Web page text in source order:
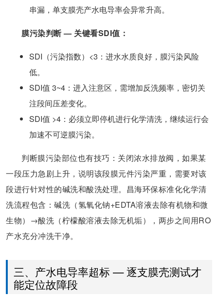
串漏，单支膜壳产水电导率会异常升高。
膜污染判断 — 关键看SDI值：
SDI（污染指数）<3：进水水质良好，膜污染风险
低。
SDI值 3~4：进入注意区，需增加反洗频率，密切关
注段间压差变化。
SDI值 >4：必须立即停机进行化学清洗，继续运行会
加速不可逆膜污染。
判断膜污染部位也有技巧：关闭浓水排放阀，如果某
一段压力急剧上升，说明该段膜元件污染严重，需要对该
段进行针对性的碱洗和酸洗处理。昌海环保标准化化学清
洗流程包含：碱洗（氢氧化钠+EDTA溶液去除有机物和微
生物）→酸洗（柠檬酸溶液去除无机垢），两步之间用RO
产水充分冲洗干净。
三、产水电导率超标 — 逐支膜壳测试才
能定位故障段